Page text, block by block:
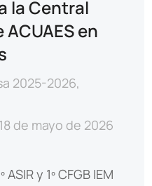
la Central
en
2025-2026,
18 de mayo de 2026
y 1º CFGB IEM